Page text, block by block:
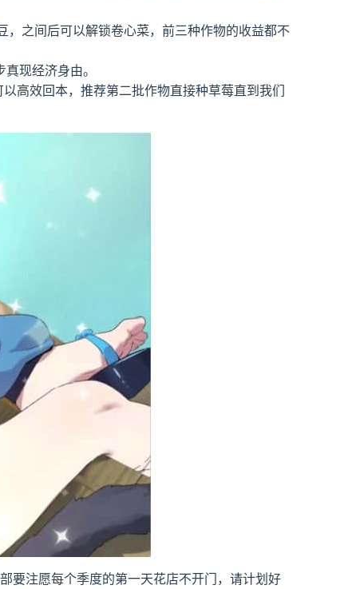
之间后可以解锁卷心菜，前三种作物的收益都不
现经济身由。
高效回本，推荐第二批作物直接种草莓直到我们
要注愿每个季度的第一天花店不开门，请计划好